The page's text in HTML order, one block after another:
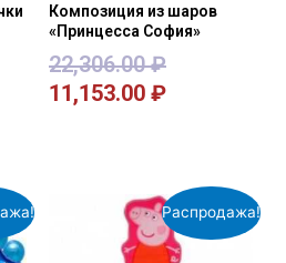
Композиция из шаров
«Принцесса София»
22,306.00₽
11,153.00 ₽
Распродажа!